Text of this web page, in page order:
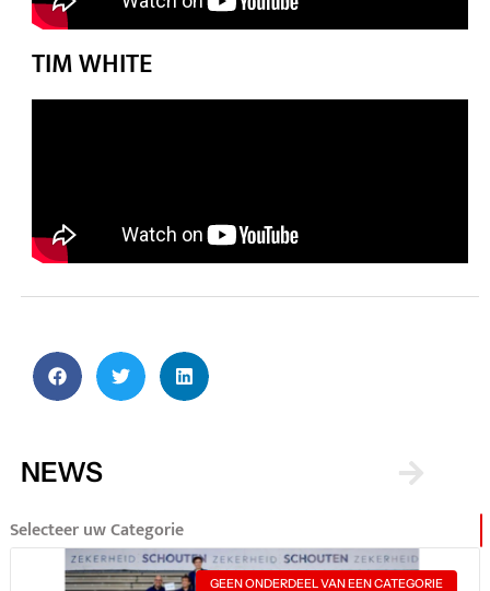
TIM WHITE
NEWS
Selecteer uw Categorie
GEEN ONDERDEEL VAN EEN CATEGORIE